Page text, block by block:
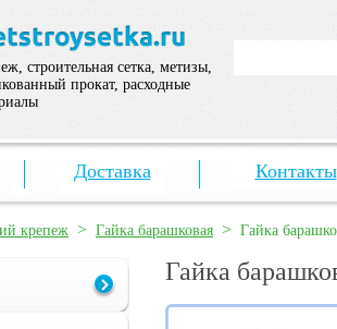
строительная сетка, метизы,
прокат, расходные
Доставка Контакты
крепеж > Гайка барашковая > Гайка
Гайка